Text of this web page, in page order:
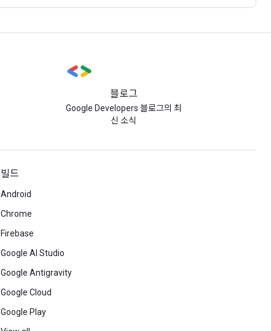
블로그
Google Developers 블로그의 최
신 소식
빌드
Android
Chrome
Firebase
Google AI Studio
Google Antigravity
Google Cloud
Google Play